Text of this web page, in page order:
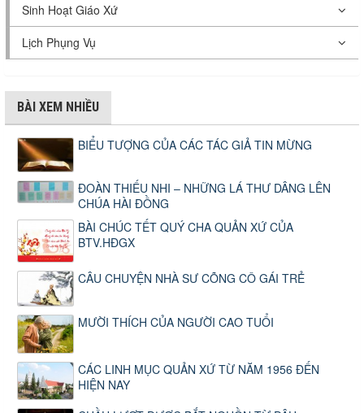
Sinh Hoạt Giáo Xứ
Lịch Phụng Vụ
BÀI XEM NHIỀU
BIỂU TƯỢNG CỦA CÁC TÁC GIẢ TIN MỪNG
ĐOÀN THIẾU NHI – NHỮNG LÁ THƯ DÂNG LÊN
CHÚA HÀI ĐỒNG
BÀI CHÚC TẾT QUÝ CHA QUẢN XỨ CỦA
BTV.HĐGX
CÂU CHUYỆN NHÀ SƯ CÕNG CÔ GÁI TRẺ
MƯỜI THÍCH CỦA NGƯỜI CAO TUỔI
CÁC LINH MỤC QUẢN XỨ TỪ NĂM 1956 ĐẾN
HIỆN NAY